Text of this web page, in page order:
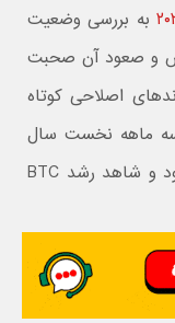
به بررسی وضعیت
و صعود آن صحبت
اصلاحی کوتاه
ماهه نخست سال
آینده میلادی، وضعیت رو به بهبودی می‌رود و شاهد رشد BTC